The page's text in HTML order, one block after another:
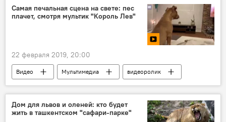
Самая печальная сцена на свете: пес
плачет, смотря мультик "Король Лев"
22 февраля 2019, 20:00
Видео Мультимедиа
видеоролик
смешное видео
животные
собаки
собака
Дом для львов и оленей: кто будет
жить в ташкентском "сафари-парке"